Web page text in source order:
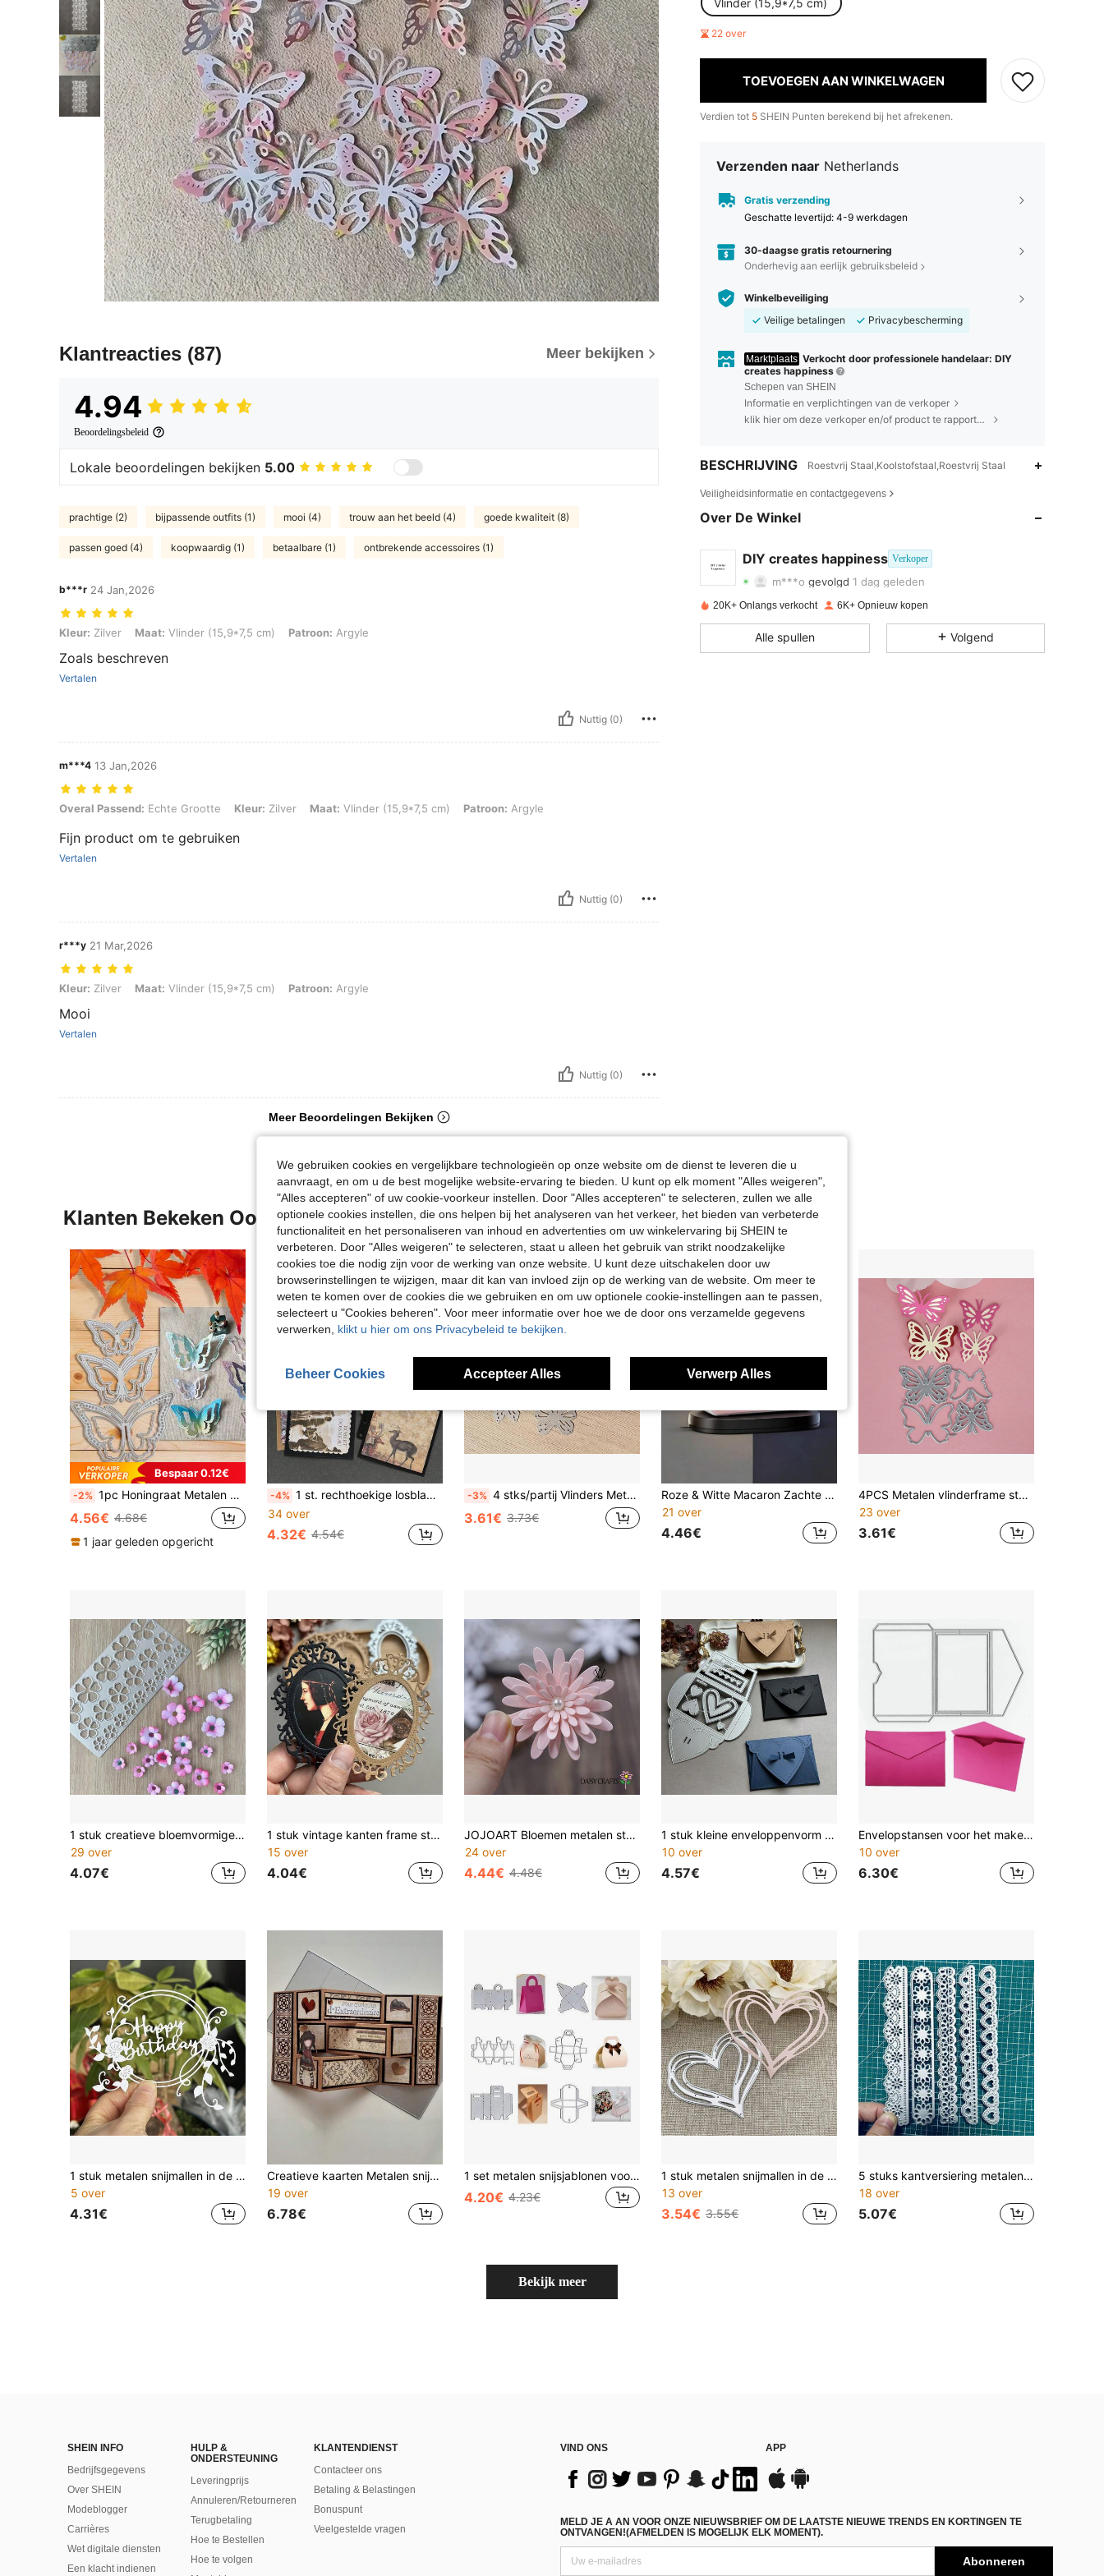
Klantreacties (87) Meer bekijken
4.94
Beoordelingsbeleid
Lokale beoordelingen bekijken 5.00
prachtige (2) bijpassende outfits (1) mooi (4) trouw aan het beeld (4) goede kwaliteit (8)
passen goed (4) koopwaardig (1) betaalbare (1) ontbrekende accessoires (1)
b***r 24 Jan,2026
Kleur: Zilver, Maat: Vlinder (15,9*7,5 cm), Patroon: Argyle
Kleur: Zilver Maat: Vlinder (15,9*7,5 cm) Patroon: Argyle
Zoals beschreven
Vertalen
Nuttig (0)
m***4 13 Jan,2026
Overal Passend: Echte Grootte, Kleur: Zilver, Maat: Vlinder (15,9*7,5 cm), Patroon: Argyle
Overal Passend: Echte Grootte Kleur: Zilver Maat: Vlinder (15,9*7,5 cm) Patroon: Argyle
Fijn product om te gebruiken
Vertalen
Nuttig (0)
r***y 21 Mar,2026
Kleur: Zilver, Maat: Vlinder (15,9*7,5 cm), Patroon: Argyle
Kleur: Zilver Maat: Vlinder (15,9*7,5 cm) Patroon: Argyle
Mooi
Vertalen
Nuttig (0)
Meer Beoordelingen Bekijken
Vlinder (15,9*7,5 cm)
22 over
TOEVOEGEN AAN WINKELWAGEN
Verdien tot 5 SHEIN Punten berekend bij het afrekenen.
Verzenden naar Netherlands
Gratis verzending
Geschatte levertijd: 4-9 werkdagen
30-daagse gratis retournering
Onderhevig aan eerlijk gebruiksbeleid
Winkelbeveiliging
Veilige betalingen
Privacybescherming
Marktplaats Verkocht door professionele handelaar: DIY
creates happiness
Schepen van SHEIN
Informatie en verplichtingen van de verkoper
klik hier om deze verkoper en/of product te rapporteren.
BESCHRIJVING Roestvrij Staal,Koolstofstaal,Roestvrij Staal
Veiligheidsinformatie en contactgegevens
Over De Winkel
DIY creates happiness Verkoper
4.94
4.94 131 605
m***o gevolgd 1 dag geleden
4.94 Beoordeling 131 Artikelen 605
4.94 131 605
20K+ Onlangs verkocht 6K+ Opnieuw kopen
Alle spullen Volgend
Klanten Bekeken Ook
Bespaar 0.12€
-2% 1pc Honingraat Metalen Snijmatrijs Sjabloon Voor DIY Scrapbooking Cadeaukaart Maken Papier Ambacht
4.56€ 4.68€
1 jaar geleden opgericht
-4% 1 st. rechthoekige losbladige geperforeerde metalen snijmal, vintage charme, verfijnde stempelmal van koolstofstaal, creatieve handgemaakte DIY-snijmal voor fotoalbum, kaart, wenskaart, decoratie en cadeau maken
34 over
4.32€ 4.54€
-3% 4 stks/partij Vlinders Metalen Sterft Snijden Voor Scrapbookings Kaarten Album Decoratie Cutter Tool Gestanst
3.61€ 3.73€
Roze & Witte Macaron Zachte Schattige Handmatige Stansmachine, Boogvormig Draagbaar Handvat Niet-Elektrisch Ontwerp Met Bijpassende Basisplaat, Voor Scrapbooking, Collage, Ouder-Kind Knutselen, Feestdagkaart DIY Snijden & Embossing, Top Cadeaukeuze Voor Knutselenthousiastelingen
21 over
4.46€
4PCS Metalen vlinderframe stempels snijmallen sjablonen voor DIY scrapbooking, decoratieve reliëfdruk en handwerk stanssjablonen
23 over
3.61€
1 stuk creatieve bloemvormige metalen snijmal, DIY scrapbooking fotodecoratie reliëf papier mal, scrapbook kaarten maken
29 over
4.07€
1 stuk vintage kanten frame stansmal - elegante scrapbooking, bruiloft, verjaardag, Valentijnsdag kaarten, duurzame koolstaalconstructie, geschikt voor scrapbooking, uitnodigingen, geschenken
15 over
4.04€
JOJOART Bloemen metalen stansen voor scrapbooking, nieuwe stansen voor het maken van kaarten en fotoalbums, doe-het-zelf handgemaakte papierknutsels
24 over
4.44€ 4.48€
1 stuk kleine enveloppenvorm van metaal, ontworpen voor het maken van kaarten, scrapbooking, papierdecoratie, dagboekkaarten, wenskaarten en bruiloftsknutselwerk.
10 over
4.57€
Envelopstansen voor het maken van kaarten en scrapbooking, metalen sjablonen voor doe-het-zelf fotoalbums, papierreliëf en decoratie.
10 over
6.30€
1 stuk metalen snijmallen in de vorm van een "Happy Birthday" bloemenkrans, elegant bloem- en bladontwerp - geschikt voor scrapbooking, lijsten, albums en doe-het-zelf papierknutsels, scrapbookbenodigdheden, bloemenpatroon | Duurzame metalen sjabloon
5 over
4.31€
Creatieve kaarten Metalen snijmallen, DIY scrapbookalbum en reliëfsjabloon, Wenskaartenmaakgereedschap, Kaartenpapier snijknutsels, Cadeaukaartmaaksjabloon
19 over
6.78€
1 set metalen snijsjablonen voor geschenkdozen, snijpatronen voor Valentijnsdag, geschikt voor het versieren van wenskaarten, scrapbooking en fotoalbums.
4.20€ 4.23€
1 stuk metalen snijmallen in de vorm van een hart voor DIY-scrapbooking, reliëfdruk, handgemaakte snijsjablonen, verjaardagskaarten, decoraties met reliëf voor de feestdagen - Valentijnshart
13 over
3.54€ 3.55€
5 stuks kantversiering metalen snijmallen, koolstofstalen ambachtelijke stansen voor het snijden van papier, reliëfdruk, etsen
18 over
5.07€
Bekijk meer
SHEIN INFO
Bedrijfsgegevens
Over SHEIN
Modeblogger
Carrières
Wet digitale diensten
Een klacht indienen
HULP &
ONDERSTEUNING
Leveringprijs
Annuleren/Retourneren
Terugbetaling
Hoe te Bestellen
Hoe te volgen
KLANTENDIENST
Contacteer ons
Betaling & Belastingen
Bonuspunt
Veelgestelde vragen
VIND ONS APP
MELD JE A AN VOOR ONZE NIEUWSBRIEF OM DE LAATSTE NIEUWE TRENDS EN KORTINGEN TE
ONTVANGEN!(AFMELDEN IS MOGELIJK ELK MOMENT).
Abonneren
We gebruiken cookies en vergelijkbare technologieën op onze website om de dienst te leveren die u
aanvraagt, en om u de best mogelijke website-ervaring te bieden. U kunt op elk moment "Alles weigeren",
"Alles accepteren" of uw cookie-voorkeur instellen. Door "Alles accepteren" te selecteren, zullen we alle
optionele cookies instellen, die ons helpen bij het analyseren van het verkeer, het bieden van verbeterde
functionaliteit en het personaliseren van inhoud en advertenties om uw winkelervaring bij SHEIN te
verbeteren. Door "Alles weigeren" te selecteren, staat u alleen het gebruik van strikt noodzakelijke
cookies toe die nodig zijn voor de werking van onze website. U kunt deze uitschakelen door uw
browserinstellingen te wijzigen, maar dit kan van invloed zijn op de werking van de website. Om meer te
weten te komen over de cookies die we gebruiken en om uw optionele cookie-instellingen aan te passen,
selecteert u "Cookies beheren". Voor meer informatie over hoe we de door ons verzamelde gegevens
verwerken, klikt u hier om ons Privacybeleid te bekijken.
Beheer Cookies Accepteer Alles Verwerp Alles